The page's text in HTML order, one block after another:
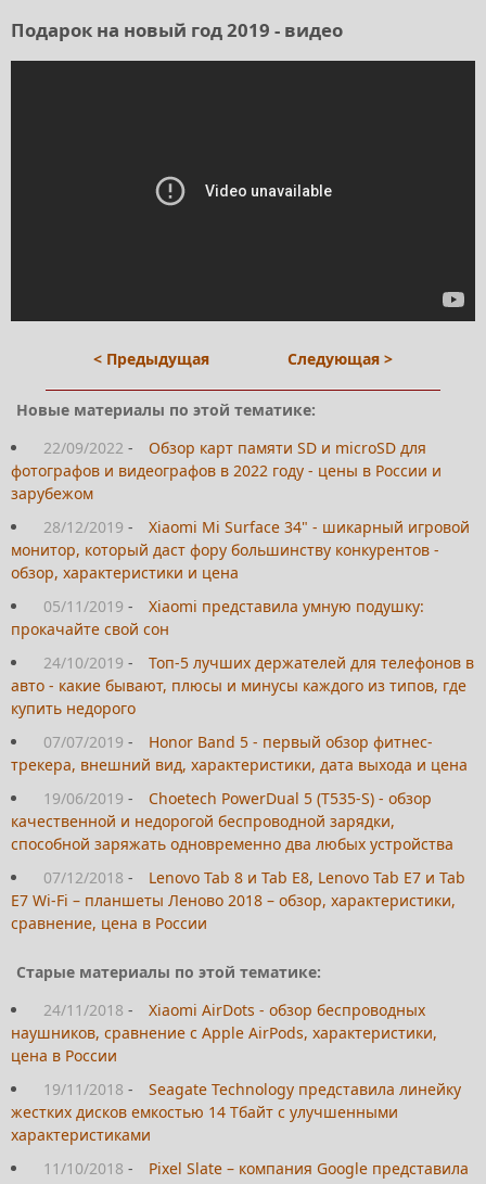
Подарок на новый год 2019 - видео
< Предыдущая Следующая >
Новые материалы по этой тематике:
22/09/2022 -
Обзор карт памяти SD и microSD для
фотографов и видеографов в 2022 году - цены в России и
зарубежом
28/12/2019 -
Xiaomi Mi Surface 34" - шикарный игровой
монитор, который даст фору большинству конкурентов -
обзор, характеристики и цена
05/11/2019 -
Xiaomi представила умную подушку:
прокачайте свой сон
24/10/2019 -
Топ-5 лучших держателей для телефонов в
авто - какие бывают, плюсы и минусы каждого из типов, где
купить недорого
07/07/2019 -
Honor Band 5 - первый обзор фитнес-
трекера, внешний вид, характеристики, дата выхода и цена
19/06/2019 -
Choetech PowerDual 5 (T535-S) - обзор
качественной и недорогой беспроводной зарядки,
способной заряжать одновременно два любых устройства
07/12/2018 -
Lenovo Tab 8 и Tab E8, Lenovo Tab E7 и Tab
E7 Wi-Fi – планшеты Леново 2018 – обзор, характеристики,
сравнение, цена в России
Старые материалы по этой тематике:
24/11/2018 -
Xiaomi AirDots - обзор беспроводных
наушников, сравнение с Apple AirPods, характеристики,
цена в России
19/11/2018 -
Seagate Technology представила линейку
жестких дисков емкостью 14 Тбайт с улучшенными
характеристиками
11/10/2018 -
Pixel Slate – компания Google представила